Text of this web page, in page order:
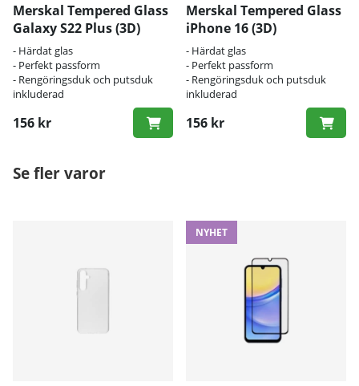
Merskal Tempered Glass
Galaxy S22 Plus (3D)
- Härdat glas
- Perfekt passform
- Rengöringsduk och putsduk
inkluderad
156 kr
Merskal Tempered Glass
iPhone 16 (3D)
- Härdat glas
- Perfekt passform
- Rengöringsduk och putsduk
inkluderad
156 kr
Se fler varor
NYHET